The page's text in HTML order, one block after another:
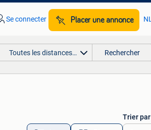
Se connecter Placer une annonce NL
Toutes les distances… Rechercher
Trier par